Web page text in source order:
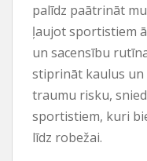
palīdz paātrināt
ļaujot sportistiem
un sacensību
stiprināt kaulus un
traumu risku,
sportistiem, kuri
līdz robežai.